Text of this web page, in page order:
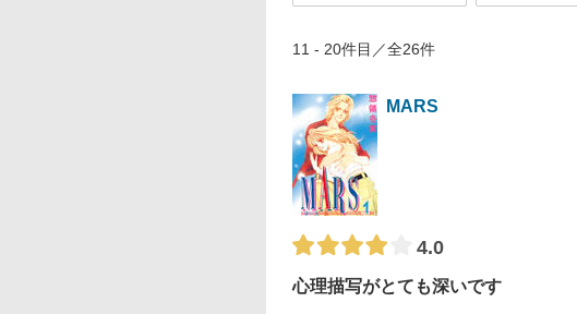
11 - 20件目／全26件
MARS
4.0
心理描写がとても深いです